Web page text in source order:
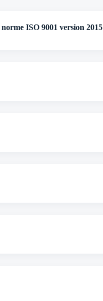
ISO 9001 version 2015